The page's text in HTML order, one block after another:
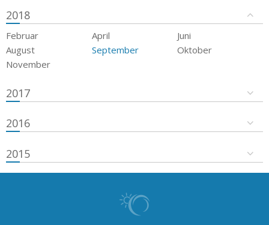
2018
Februar April
Juni
August
September
Oktober
November
2017
2016
2015